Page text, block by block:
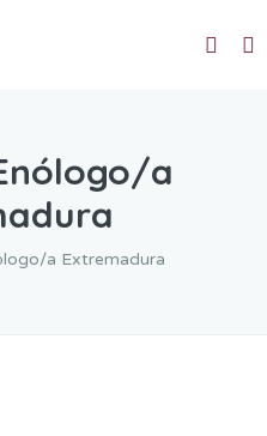
a
a Extremadura